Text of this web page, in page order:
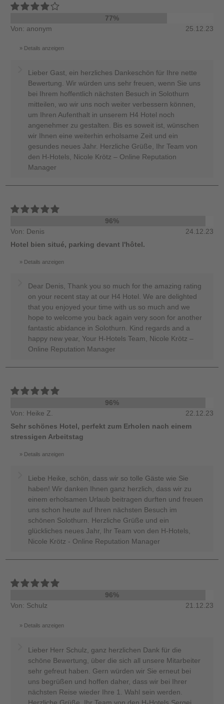
77%
Von: anonym
25.12.23
Details anzeigen
Lieber Gast, ein herzliches Dankeschön für Ihre nette
Bewertung. Wir würden uns sehr freuen, wenn Sie uns
bei Ihrem hoffentlich nächsten Besuch in Solothurn
mitteilen, wo wir uns noch weiter verbessern können,
um Ihren Aufenthalt in unserem H4 Hotel noch
angenehmer zu gestalten. Bis es soweit ist, wünschen
wir Ihnen eine weiterhin erholsame Zeit und ein
gesundes neues Jahr. Herzliche Grüße, Ihr Team von
den H-Hotels, Nicole Krötz – Online Reputation
Manager
96%
Von: Denis
24.12.23
Hotel bien situé, parking devant l'hôtel.
Details anzeigen
Dear Denis, Thank you so much for the amazing rating
on your recent stay at our H4 Hotel. We are delighted
that you enjoyed your time with us so much and we
hope to welcome you back again very soon for another
fantastic abidance in Solothurn. Kind regards and a
happy new year, Your H-Hotels Team, Nicole Krötz –
Online Reputation Manager
96%
Von: Heike Z.
22.12.23
Sehr schönes Hotel, perfekt zum Erholen nach einem
stressigen Arbeitstag
Details anzeigen
Liebe Heike, schön, dass wir so tolle Gäste wie Sie
haben! Wir danken Ihnen ganz herzlich, dass wir zu
einem erholsamen Urlaub beitragen durften und freuen
uns schon heute auf Ihren nächsten Besuch im
schönen Solothurn. Herzliche Grüße und ein
glückliches neues Jahr, Ihr Team von den H-Hotels,
Nicole Krötz - Online Reputation Manager
96%
Von: Schulz
21.12.23
Details anzeigen
Lieber Herr Schulz, ganz herzlichen Dank für die
schöne Bewertung, über die sich all unsere Mitarbeiter
sehr gefreut haben. Gern würden wir Sie erneut bei
uns begrüßen und hoffen daher, dass wir bei Ihrer
nächsten Reise wieder Ihre 1. Wahl sein werden.
Herzliche Grüße, Ihr Team von den H-Hotels Sergej